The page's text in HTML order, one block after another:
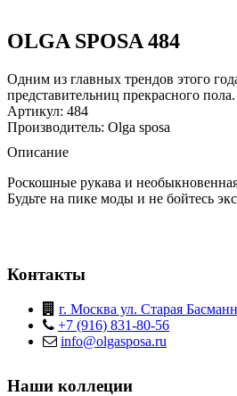
OLGA SPOSA 484
Одним из главных трендов этого
представительниц прекрасного пола.
Артикул: 484
Производитель: Olga sposa
Описание
Роскошные рукава и
Будьте на пике моды и не бойтесь
Контакты
г. Москва ул. Старая
+7 (916) 831-80-56
info@olgasposa.ru
Наши коллеции